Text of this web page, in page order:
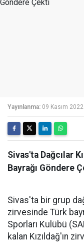
Yayınlanma: 09 Kasım
Sivas'ta Dağcılar
Bayrağı Göndere
Sivas'ta bir grup
zirvesinde Türk
Sporları Kulübü
kalan Kızıldağ'ın